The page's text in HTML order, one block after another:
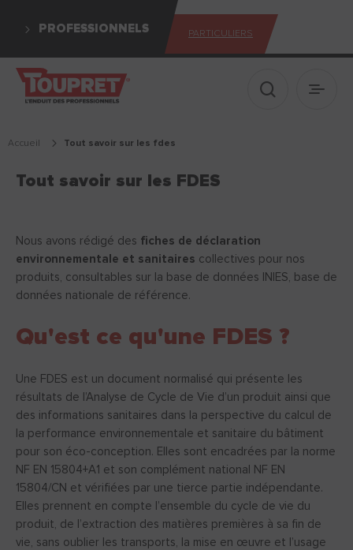
PROFESSIONNELS PARTICULIERS
Afficher le
Accueil tout savoir sur les fdes
Tout savoir sur les FDES
Nous avons rédigé des fiches de déclaration
environnementale et sanitaires collectives pour nos
produits, consultables sur la base de données INIES, base de
données nationale de référence.
Qu'est ce qu'une FDES ?
Une FDES est un document normalisé qui présente les
résultats de l’Analyse de Cycle de Vie d’un produit ainsi que
des informations sanitaires dans la perspective du calcul de
la performance environnementale et sanitaire du bâtiment
pour son éco-conception. Elles sont encadrées par la norme
NF EN 15804+A1 et son complément national NF EN
15804/CN et vérifiées par une tierce partie indépendante.
Elles prennent en compte l’ensemble du cycle de vie du
produit, de l’extraction des matières premières à sa fin de
vie, sans oublier les transports, la mise en œuvre et l’usage